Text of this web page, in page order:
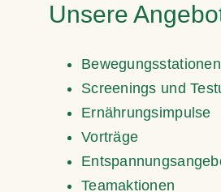
Unsere
Bewegungsstationen
Screenings und
Ernährungsimpulse
Vorträge
Teamaktionen